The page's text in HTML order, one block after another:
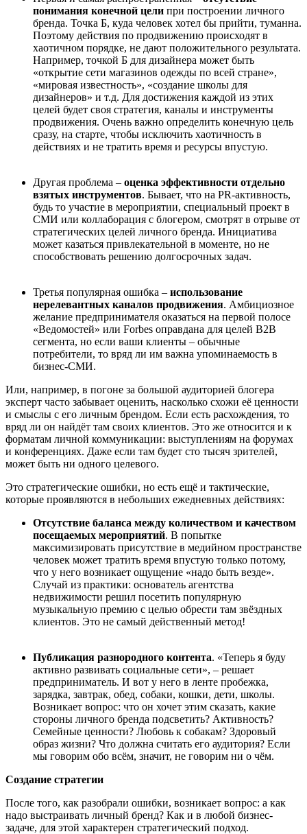
понимания конечной цели при построении личного
бренда. Точка Б, куда человек хотел бы прийти, туманна.
Поэтому действия по продвижению происходят в
хаотичном порядке, не дают положительного результата.
Например, точкой Б для дизайнера может быть
«открытие сети магазинов одежды по всей стране»,
«мировая известность», «создание школы для
дизайнеров» и т.д. Для достижения каждой из этих
целей будет своя стратегия, каналы и инструменты
продвижения. Очень важно определить конечную цель
сразу, на старте, чтобы исключить хаотичность в
действиях и не тратить время и ресурсы впустую.
Другая проблема – оценка эффективности отдельно
взятых инструментов. Бывает, что на PR-активность,
будь то участие в мероприятии, специальный проект в
СМИ или коллаборация с блогером, смотрят в отрыве от
стратегических целей личного бренда. Инициатива
может казаться привлекательной в моменте, но не
способствовать решению долгосрочных задач.
Третья популярная ошибка – использование
нерелевантных каналов продвижения. Амбициозное
желание предпринимателя оказаться на первой полосе
«Ведомостей» или Forbes оправдана для целей B2B
сегмента, но если ваши клиенты – обычные
потребители, то вряд ли им важна упоминаемость в
бизнес-СМИ.
Или, например, в погоне за большой аудиторией блогера
эксперт часто забывает оценить, насколько схожи её ценности
и смыслы с его личным брендом. Если есть расхождения, то
вряд ли он найдёт там своих клиентов. Это же относится и к
форматам личной коммуникации: выступлениям на форумах
и конференциях. Даже если там будет сто тысяч зрителей,
может быть ни одного целевого.
Это стратегические ошибки, но есть ещё и тактические,
которые проявляются в небольших ежедневных действиях:
Отсутствие баланса между количеством и качеством
посещаемых мероприятий. В попытке
максимизировать присутствие в медийном пространстве
человек может тратить время впустую только потому,
что у него возникает ощущение «надо быть везде».
Случай из практики: основатель агентства
недвижимости решил посетить популярную
музыкальную премию с целью обрести там звёздных
клиентов. Это не самый действенный метод!
Публикация разнородного контента. «Теперь я буду
активно развивать социальные сети», – решает
предприниматель. И вот у него в ленте пробежка,
зарядка, завтрак, обед, собаки, кошки, дети, школы.
Возникает вопрос: что он хочет этим сказать, какие
стороны личного бренда подсветить? Активность?
Семейные ценности? Любовь к собакам? Здоровый
образ жизни? Что должна считать его аудитория? Если
мы говорим обо всём, значит, не говорим ни о чём.
Создание стратегии
После того, как разобрали ошибки, возникает вопрос: а как
надо выстраивать личный бренд? Как и в любой бизнес-
задаче, для этой характерен стратегический подход.